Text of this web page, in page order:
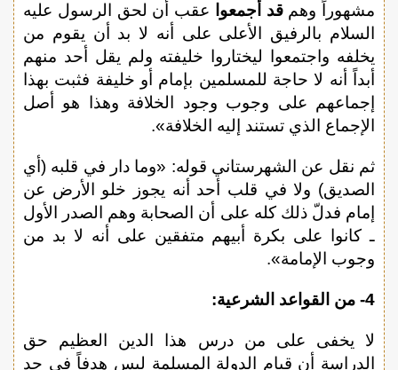
مشهوراً وهمقد أجمعوا
عقب أن لحق الرسول عليه
السلام بالرفيق الأعلى على أنه لا بد أن يقوم من
يخلفه واجتمعوا ليختاروا خليفته ولم يقل أحد منهم
أبداً أنه لا حاجة للمسلمين بإمام أو خليفة فثبت بهذا
إجماعهم على وجوب وجود الخلافة وهذا هو أصل
الإجماع الذي تستند إليه الخلافة».
ثم نقل عن الشهرستاني قوله: «وما دار في قلبه (أي
الصديق) ولا في قلب أحد أنه يجوز خلو الأرض عن
إمام فدلّ ذلك كله على أن الصحابة وهم الصدر الأول
ـ كانوا على بكرة أبيهم متفقين على أنه لا بد من
وجوب الإمامة».
4- من القواعد الشرعية:
لا يخفى على من درس هذا الدين العظيم حق
الدراسة أن قيام الدولة المسلمة ليس هدفاً في حد